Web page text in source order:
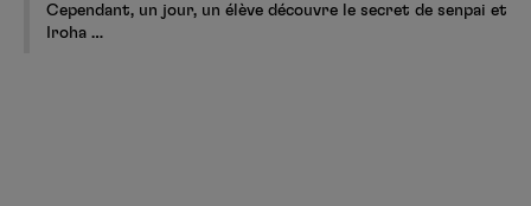
Cependant, un jour, un élève découvre le secret de senpai et
Iroha …